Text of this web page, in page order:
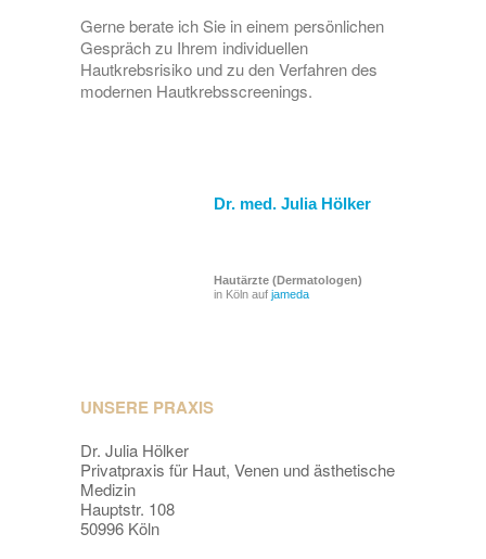
Gerne berate ich Sie in einem persönlichen
Gespräch zu Ihrem individuellen
Hautkrebsrisiko und zu den Verfahren des
modernen Hautkrebsscreenings.
Dr. med. Julia Hölker
Hautärzte (Dermatologen)
in Köln auf jameda
UNSERE PRAXIS
Dr. Julia Hölker
Privatpraxis für Haut, Venen und ästhetische
Medizin
Hauptstr. 108
50996 Köln